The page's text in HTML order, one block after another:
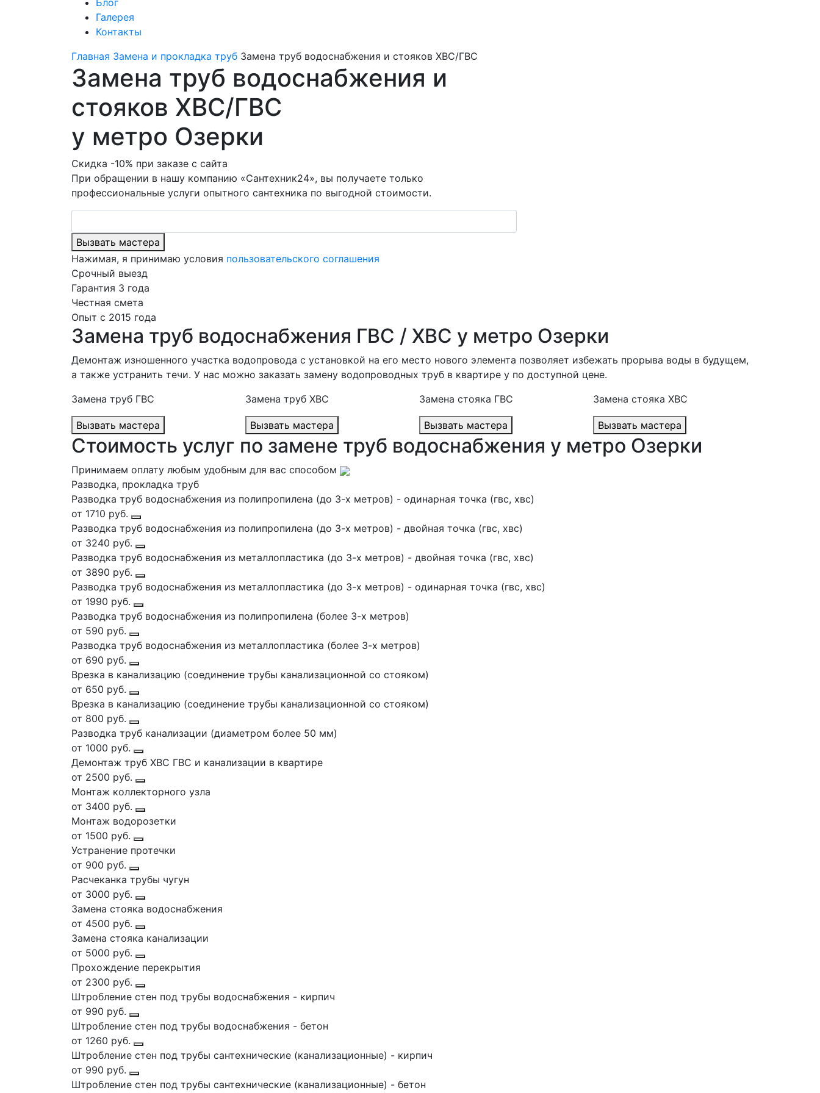
Блог
Галерея
Контакты
Главная Замена и прокладка труб Замена труб водоснабжения и стояков ХВС/ГВС
Замена труб водоснабжения и
стояков ХВС/ГВС
у метро Озерки
Скидка -10% при заказе с сайта
При обращении в нашу компанию «Сантехник24», вы получаете только
профессиональные услуги опытного сантехника по выгодной стоимости.
Вызвать мастера
Нажимая, я принимаю условия пользовательского соглашения
Срочный выезд
Гарантия 3 года
Честная смета
Опыт с 2015 года
Замена труб водоснабжения ГВС / ХВС у метро Озерки
Демонтаж изношенного участка водопровода с установкой на его место нового элемента позволяет избежать прорыва воды в будущем,
а также устранить течи. У нас можно заказать замену водопроводных труб в квартире у по доступной цене.
Замена труб ГВС
Вызвать мастера
Замена труб ХВС
Вызвать мастера
Замена стояка ГВС
Вызвать мастера
Замена стояка ХВС
Вызвать мастера
Стоимость услуг по замене труб водоснабжения у метро Озерки
Принимаем оплату любым удобным для вас способом
Разводка, прокладка труб
Разводка труб водоснабжения из полипропилена (до 3-х метров) - одинарная точка (гвс, хвс)
от 1710 руб.
Разводка труб водоснабжения из полипропилена (до 3-х метров) - двойная точка (гвс, хвс)
от 3240 руб.
Разводка труб водоснабжения из металлопластика (до 3-х метров) - двойная точка (гвс, хвс)
от 3890 руб.
Разводка труб водоснабжения из металлопластика (до 3-х метров) - одинарная точка (гвс, хвс)
от 1990 руб.
Разводка труб водоснабжения из полипропилена (более 3-х метров)
от 590 руб.
Разводка труб водоснабжения из металлопластика (более 3-х метров)
от 690 руб.
Врезка в канализацию (соединение трубы канализационной со стояком)
от 650 руб.
Врезка в канализацию (соединение трубы канализационной со стояком)
от 800 руб.
Разводка труб канализации (диаметром более 50 мм)
от 1000 руб.
Демонтаж труб ХВС ГВС и канализации в квартире
от 2500 руб.
Монтаж коллекторного узла
от 3400 руб.
Монтаж водорозетки
от 1500 руб.
Устранение протечки
от 900 руб.
Расчеканка трубы чугун
от 3000 руб.
Замена стояка водоснабжения
от 4500 руб.
Замена стояка канализации
от 5000 руб.
Прохождение перекрытия
от 2300 руб.
Штробление стен под трубы водоснабжения - кирпич
от 990 руб.
Штробление стен под трубы водоснабжения - бетон
от 1260 руб.
Штробление стен под трубы сантехнические (канализационные) - кирпич
от 990 руб.
Штробление стен под трубы сантехнические (канализационные) - бетон